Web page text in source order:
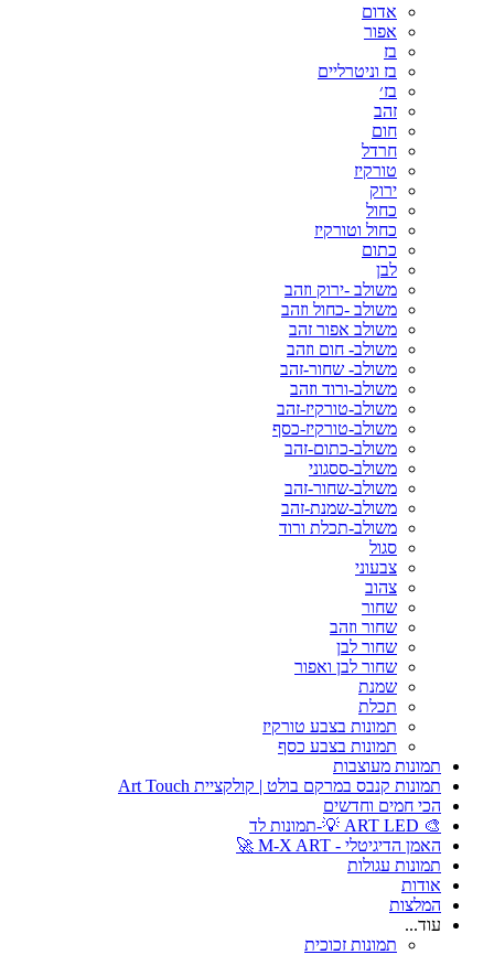
אדום
אפור
בז
בז וניטרליים
בז׳
זהב
חום
חרדל
טורקיז
ירוק
כחול
כחול וטורקיז
כתום
לבן
משולב -ירוק וזהב
משולב -כחול וזהב
משולב אפור זהב
משולב- חום וזהב
משולב- שחור-זהב
משולב-ורוד וזהב
משולב-טורקיז-זהב
משולב-טורקיז-כסף
משולב-כתום-זהב
משולב-ססגוני
משולב-שחור-זהב
משולב-שמנת-זהב
משולב-תכלת ורוד
סגול
צבעוני
צהוב
שחור
שחור וזהב
שחור לבן
שחור לבן ואפור
שמנת
תכלת
תמונות בצבע טורקיז
תמונות בצבע כסף
תמונות מעוצבות
תמונות קנבס במרקם בולט | קולקציית Art Touch
הכי חמים וחדשים
🎨 ART LED 💡-תמונות לד
האמן הדיגיטלי - M-X ART 🚀
תמונות עגולות
אודות
המלצות
עוד...
תמונות זכוכית